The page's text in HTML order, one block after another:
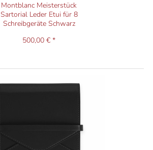
Montblanc Meisterstück
Sartorial Leder Etui für 8
Schreibgeräte Schwarz
500,00 € *